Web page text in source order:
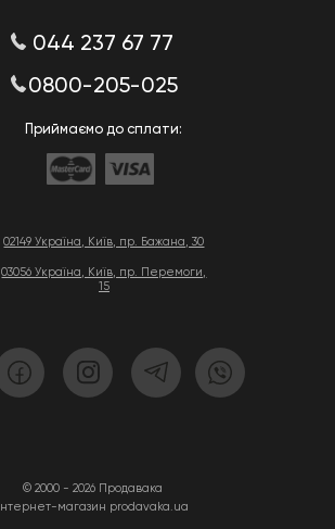
02149 Україна, Київ, пр. Бажана, 30
03056 Україна, Київ, пр. Перемоги,
15
© 2000 - 2026 Продавака
Інтернет-магазин prodavaka.ua
044 237 67 77
0800-205-025
Приймаємо до сплати: